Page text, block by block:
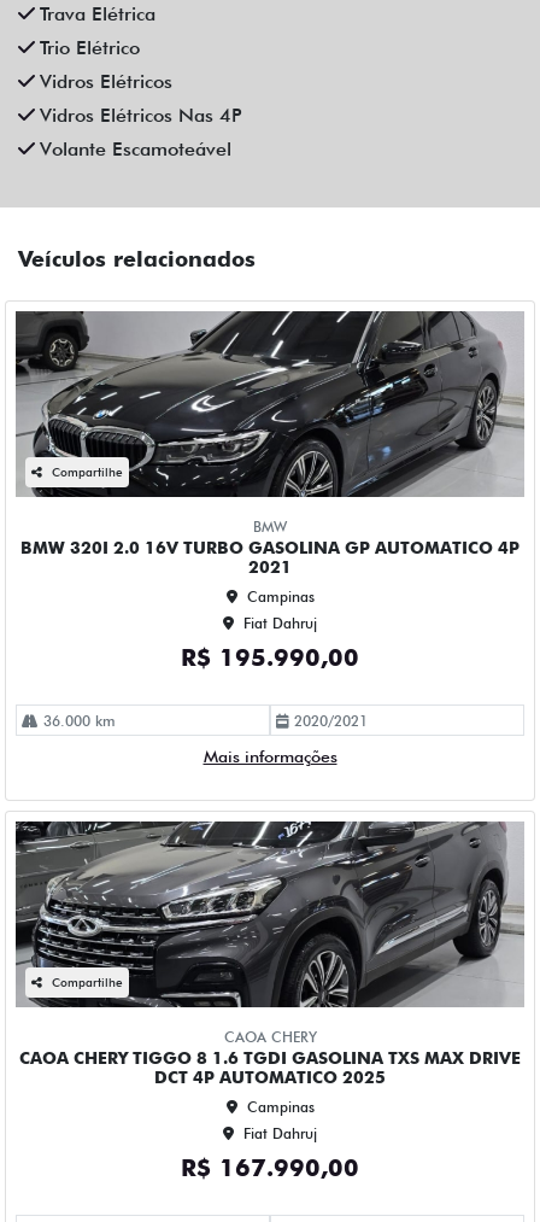
36.000 km
Mais informações
Compartilhe
CAOA CHERY
CAOA CHERY TIGGO 8 1.6 TGDI GASOLINA TXS MAX DRIVE
DCT 4P AUTOMATICO 2025
Campinas
Fiat Dahruj
R$ 167.990,00
2024/2025
Mais informações
Compartilhe
CHEVROLET
CHEVROLET EQUINOX 1.5 16V TURBO GASOLINA PREMIER
AWD AUTOMATICO 4P 2023
Campinas
Fiat Dahruj
R$ 153.990,00
2022/2023
Mais informações